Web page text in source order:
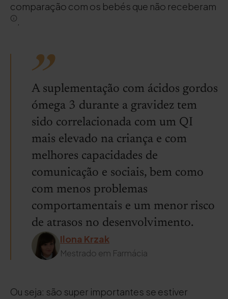
comparação com os bebés que não receberam
.
A suplementação com ácidos gordos
ómega 3 durante a gravidez tem
sido correlacionada com um QI
mais elevado na criança e com
melhores capacidades de
comunicação e sociais, bem como
com menos problemas
comportamentais e um menor risco
de atrasos no desenvolvimento.
Ilona Krzak
Mestrado em Farmácia
Ou seja: são super importantes se estiver